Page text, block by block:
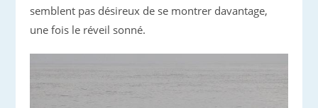
semblent pas désireux de se montrer davantage,
une fois le réveil sonné.